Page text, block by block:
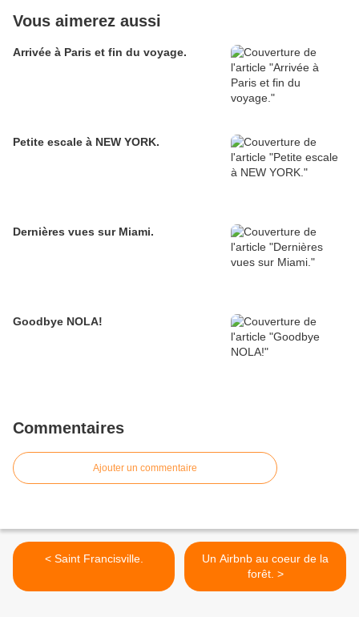
Vous aimerez aussi
Arrivée à Paris et fin du voyage.
Petite escale à NEW YORK.
Dernières vues sur Miami.
Goodbye NOLA!
Commentaires
Ajouter un commentaire
< Saint Francisville.
Un Airbnb au coeur de la
forêt. >